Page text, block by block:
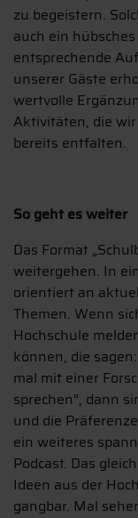
zu begeistern.
auch ein
entsprechende
unserer Gäste
wertvolle
Aktivitäten, die
bereits entfalten.
So geht es weiter
Das Format
weitergehen. In
orientiert an
Themen. Wenn
Hochschule
können, die
mal mit einer
sprechen“, dann
und die
ein weiteres
Podcast. Das
Ideen aus der
gangbar. Mal